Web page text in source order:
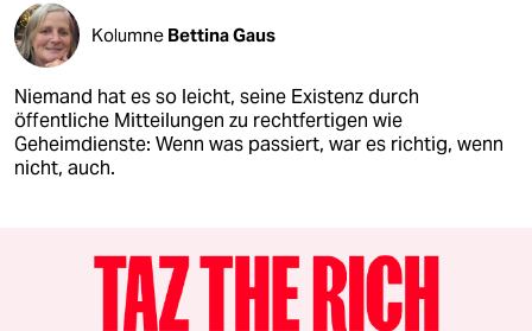
Kolumne Bettina Gaus
Niemand hat es so leicht, seine Existenz durch
öffentliche Mitteilungen zu rechtfertigen wie
Geheimdienste: Wenn was passiert, war es richtig, wenn
nicht, auch.